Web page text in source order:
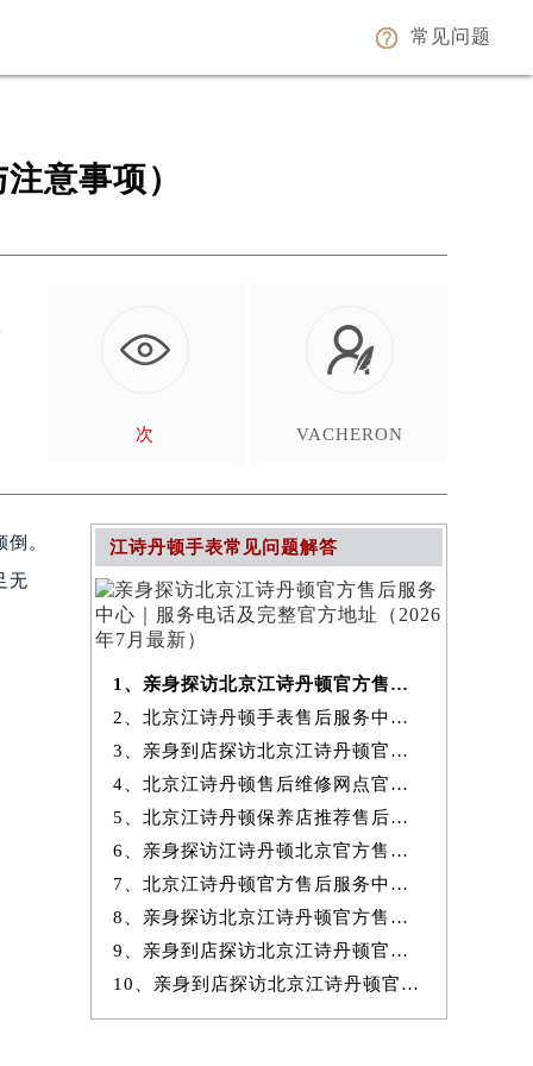
常见问题
意事项）
次 VACHERON
。
无
江诗丹顿手表常见问题解答
1、亲身探访北京江诗丹顿官方售后服务中心｜服务电话及完整官方地址（20
2、北京江诗丹顿手表售后服务中心提供专业维修保养服务权威公示（2026
3、亲身到店探访北京江诗丹顿官方售后服务中心｜最新热线和全部网点地
4、北京江诗丹顿售后维修网点官方服务指南权威公示（2026年7月最新）
5、北京江诗丹顿保养店推荐售后保养服务权威公示（2026年7月最新）
6、亲身探访江诗丹顿北京官方售后服务中心｜地址与24小时服务电话（2026
7、北京江诗丹顿官方售后服务中心｜最新地址与24小时售后热线权威信息
8、亲身探访北京江诗丹顿官方售后服务中心｜完整网点地址与服务电话（20
9、亲身到店探访北京江诗丹顿官方售后服务中心｜服务热线及全部官方地
10、亲身到店探访北京江诗丹顿官方售后服务中心｜官方热线及全部网点地